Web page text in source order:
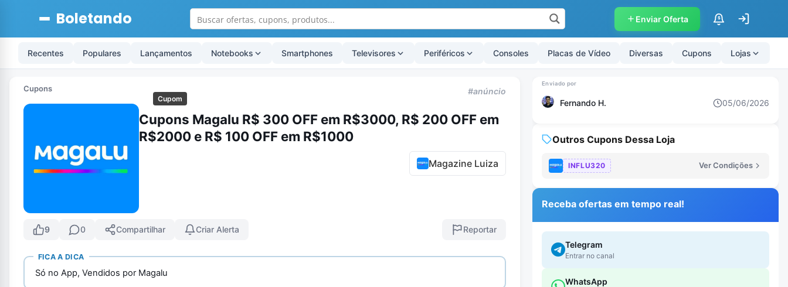
Boletando Enviar Oferta $
Recentes Populares Lançamentos Notebooks Smartphones Televisores Periféricos Consoles Placas de Vídeo Diversas Cupons Lojas
Cupons
Cupom
#anúncio
Cupons Magalu R$ 300 OFF em R$3000, R$ 200 OFF em
R$2000 e R$ 100 OFF em R$1000
Magazine Luiza
9 0 Compartilhar Criar Alerta Reportar
FICA A DICA
Só no App, Vendidos por Magalu
Fernando H. 05/06/2026
Outros Cupons Dessa Loja
INFLU320 Ver Condições
Receba ofertas em tempo real!
Telegram
Entrar no canal
WhatsApp